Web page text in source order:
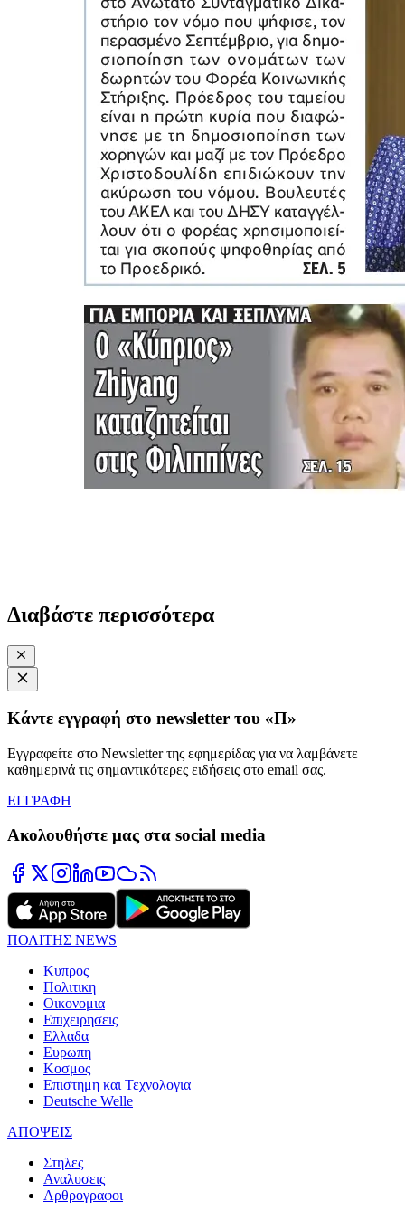
Διαβάστε περισσότερα
Κάντε εγγραφή στο newsletter του «Π»
Εγγραφείτε στο Newsletter της εφημερίδας για να λαμβάνετε
καθημερινά τις σημαντικότερες ειδήσεις στο email σας.
ΕΓΓΡΑΦΗ
Ακολουθήστε μας στα social media
ΠΟΛΙΤΗΣ NEWS
Κυπρος
Πολιτικη
Οικονομια
Επιχειρησεις
Ελλαδα
Ευρωπη
Κοσμος
Επιστημη και Τεχνολογια
Deutsche Welle
ΑΠΟΨΕΙΣ
Στηλες
Αναλυσεις
Αρθρογραφοι